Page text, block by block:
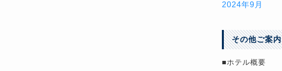
2024年9月
その他ご案内
■ホテル概要